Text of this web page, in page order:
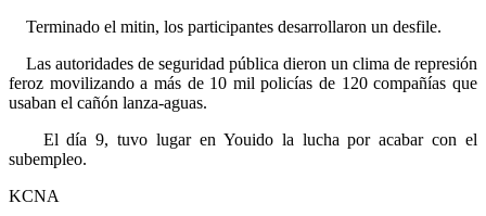
Terminado el mitin, los participantes desarrollaron un desfile.
Las autoridades de seguridad pública dieron un clima de represión
feroz movilizando a más de 10 mil policías de 120 compañías que
usaban el cañón lanza-aguas.
El día 9, tuvo lugar en Youido la lucha por acabar con el
subempleo.
KCNA